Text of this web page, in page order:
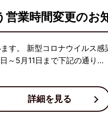
業時間変更のお
す。 新型コロナウイルス
～5月11日まで下記の通り…
詳細を見る